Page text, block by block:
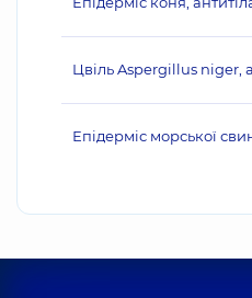
Цвіль Aspergillus niger,
Епідерміс морської